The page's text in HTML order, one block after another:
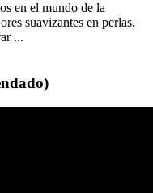
en el mundo de la
suavizantes en perlas.
...